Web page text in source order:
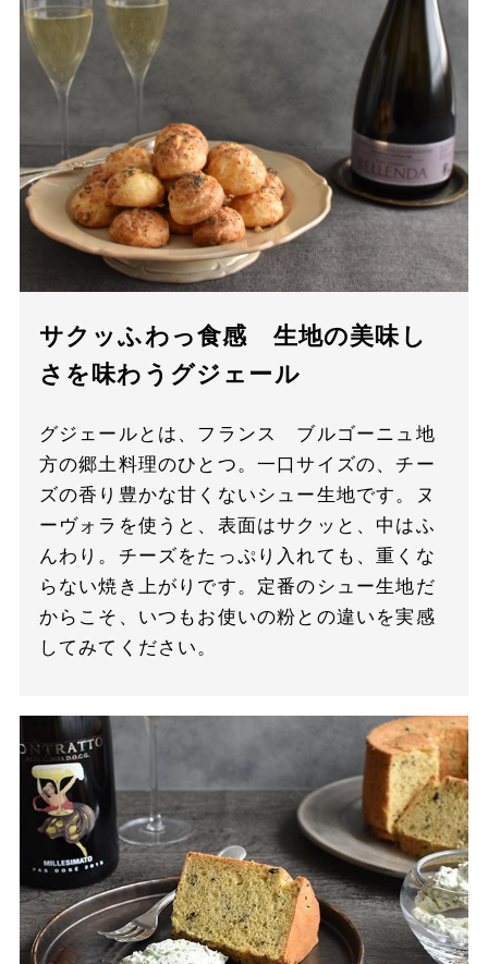
サクッふわっ食感 生地の美味し
さを味わうグジェール
グジェールとは、フランス ブルゴーニュ地
方の郷土料理のひとつ。一口サイズの、チー
ズの香り豊かな甘くないシュー生地です。ヌ
ーヴォラを使うと、表面はサクッと、中はふ
んわり。チーズをたっぷり入れても、重くな
らない焼き上がりです。定番のシュー生地だ
からこそ、いつもお使いの粉との違いを実感
してみてください。